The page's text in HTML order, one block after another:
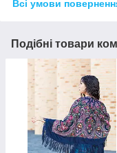
Всі умови
Подібні товари